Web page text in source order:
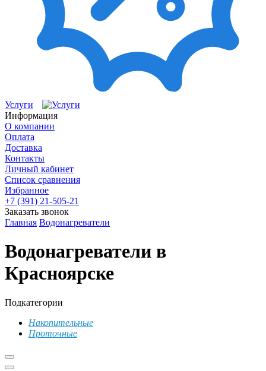
Услуги
Информация
О компании
Оплата
Доставка
Контакты
Личный кабинет
Список сравнения
Избранное
+7 (391) 21-505-21
Заказать звонок
Главная Водонагреватели
Водонагреватели в
Красноярске
Подкатегории
Накопительные
Проточные